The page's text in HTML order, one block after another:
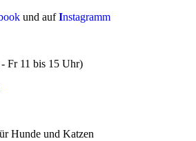
und aufInstagramm
Fr 11 bis 15 Uhr)
Hunde und Katzen